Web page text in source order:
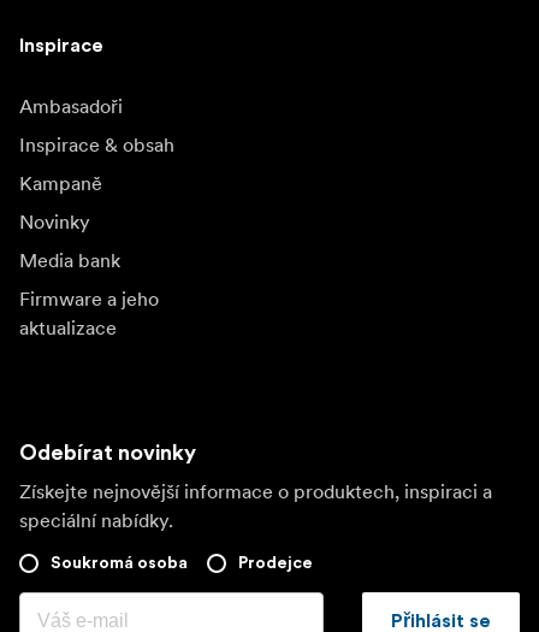
Inspirace
Ambasadoři
Inspirace & obsah
Kampaně
Novinky
Media bank
Firmware a jeho
aktualizace
Odebírat novinky
Získejte nejnovější informace o produktech, inspiraci a
speciální nabídky.
Soukromá osoba Prodejce
Přihlásit se